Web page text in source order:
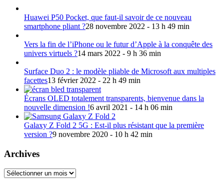
Huawei P50 Pocket, que faut-il savoir de ce nouveau
smartphone pliant ?28 novembre 2022 - 13 h 49 min
Vers la fin de l’iPhone ou le futur d’Apple à la conquête des
univers virtuels ?14 mars 2022 - 9 h 36 min
Surface Duo 2 : le modèle pliable de Microsoft aux multiples
facettes13 février 2022 - 22 h 49 min
Écrans OLED totalement transparents, bienvenue dans la
nouvelle dimension !6 avril 2021 - 14 h 06 min
Galaxy Z Fold 2 5G : Est-il plus résistant que la première
version ?9 novembre 2020 - 10 h 42 min
Archives
Archives